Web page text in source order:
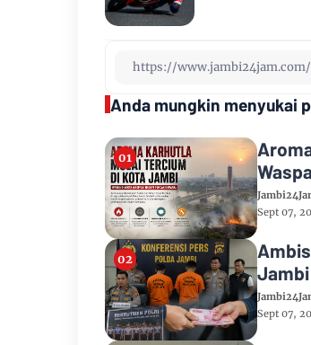
Anda mungkin menyukai
Sept 07,
Jambi
Sept 07,